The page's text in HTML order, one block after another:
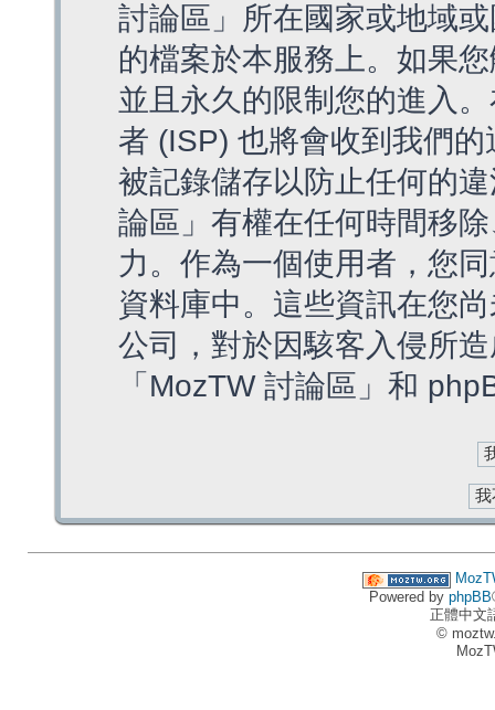
討論區」所在國家或地域
的檔案於本服務上。如果
並且永久的限制您的進入
者 (ISP) 也將會收到我們
被記錄儲存以防止任何的
論區」有權在任何時間移
力。作為一個使用者，您
資料庫中。這些資訊在您
公司，對於因駭客入侵所
「MozTW 討論區」和
Powered by phpBB
正體中文
©